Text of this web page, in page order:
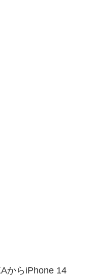
からiPhone 14